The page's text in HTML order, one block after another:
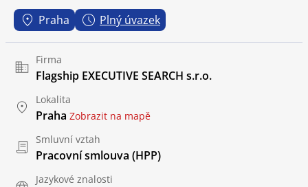
Praha Plný úvazek
Firma
Flagship EXECUTIVE SEARCH s.r.o.
Lokalita
Praha Zobrazit na mapě
Smluvní vztah
Pracovní smlouva (HPP)
Jazykové znalosti